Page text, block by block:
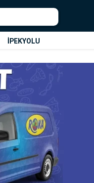
İPEKYOLU